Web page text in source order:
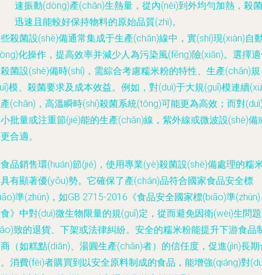
速振動(dòng)產(chǎn)生熱量，從內(nèi)到外均勻加熱，殺菌
迅速且能較好保持物料的原始品質(zhì)。
殺菌設(shè)備通常集成于生產(chǎn)線中，實(shí)現(xiàn)自
化操作，提高效率并減少人為污染風(fēng)險(xiǎn)。選擇
菌設(shè)備時(shí)，需綜合考慮糯米粉的特性、生產(chǎn)規
模、殺菌要求及成本效益。例如，對(duì)于大規(guī)模連續
(chǎn)，高溫瞬時(shí)殺菌系統(tǒng)可能更為高效；而對
批量或注重節(jié)能的生產(chǎn)線，紫外線或微波設(shè)備
合適。
品銷售環(huán)節(jié)，使用專業(yè)殺菌設(shè)備處理的糯
有顯著優(yōu)勢。它確保了產(chǎn)品符合國家食品安全標
準(zhǔn)，如GB 2715-2016《食品安全國家標(biāo)準(zhǔn)
》中對(duì)微生物限量的規(guī)定，從而避免因衛(wèi)生問
致的退貨、下架或法律糾紛。安全的糯米粉能提升下游食品
（如糕點(diǎn)、湯圓生產(chǎn)者）的信任度，促進(jìn)長期
消費(fèi)者購買到以安全原料制成的食品，能增強(qiáng)對